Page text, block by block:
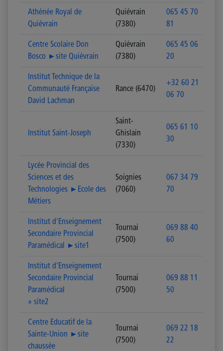
Athénée Royal de
Quiévrain
Quiévrain
(7380)
065 45 70
81
Centre Scolaire Don
Bosco ►site Quiévrain
Quiévrain
(7380)
065 45 06
20
Institut Technique de la
Communauté Française
David Lachman
Rance (6470)
+32 60 21
06 70
Institut Saint-Joseph
Saint-
Ghislain
(7330)
065 61 10
30
Lycée Provincial des
Sciences et des
Technologies ►Ecole des
Métiers
Soignies
(7060)
067 34 79
70
Institut d'Enseignement
Secondaire Provincial
Paramédical ►site1
Tournai
(7500)
069 88 40
60
Institut d'Enseignement
Secondaire Provincial
Paramédical
» site2
Tournai
(7500)
069 88 11
50
Centre Educatif de la
Sainte-Union ►site
chaussée
Tournai
(7500)
069 22 18
22